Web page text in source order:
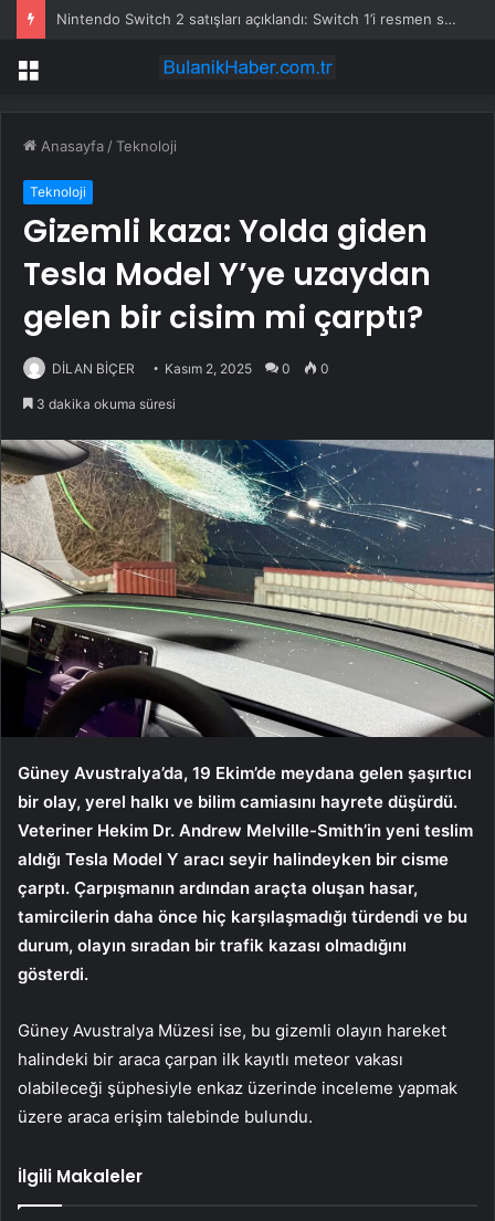
Nintendo Switch 2 satışları açıklandı: Switch 1’i resmen solladı
Menü
Anasayfa /Teknoloji
Teknoloji
Gizemli kaza: Yolda giden
Tesla Model Y’ye uzaydan
gelen bir cisim mi çarptı?
DİLAN BİÇER Kasım 2, 2025 0 0
3 dakika okuma süresi
Güney Avustralya’da, 19 Ekim’de meydana gelen şaşırtıcı
bir olay, yerel halkı ve bilim camiasını hayrete düşürdü.
Veteriner Hekim Dr. Andrew Melville-Smith’in yeni teslim
aldığı Tesla Model Y aracı seyir halindeyken bir cisme
çarptı. Çarpışmanın ardından araçta oluşan hasar,
tamircilerin daha önce hiç karşılaşmadığı türdendi ve bu
durum, olayın sıradan bir trafik kazası olmadığını
gösterdi.
Güney Avustralya Müzesi ise, bu gizemli olayın hareket
halindeki bir araca çarpan ilk kayıtlı meteor vakası
olabileceği şüphesiyle enkaz üzerinde inceleme yapmak
üzere araca erişim talebinde bulundu.
İlgili Makaleler